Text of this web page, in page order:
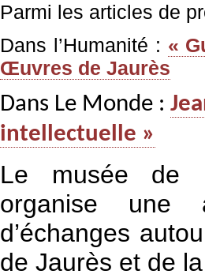
Parmi les articles de
Dans l’Humanité : «
Œuvres de Jaurès
Dans Le Monde :
intellectuelle »
Le musée de
organise une
d’échanges
de Jaurès et de